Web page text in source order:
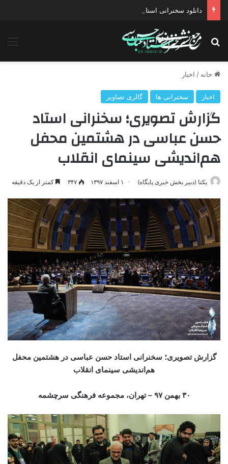
دانلود سخنرانی استاد حسن عباسی با موضوع ادواردو
جستجو برای
خانه / اخبار
اخبار سخنرانی ها گالری تصاویر
گزارش تصویری؛ سخنرانی استاد
حسن عباسی در هشتمین محفل
هم‌اندیشی سینمای انقلاب
یکتا (دبیر بخش خبری پایگاه) ۱ اسفند ۱۳۹۷ ۳۴۷ کمتر از یک دقیقه
گزارش تصویری؛ سخنرانی استاد حسن عباسی در هشتمین محفل
هم‌اندیشی سینمای انقلاب
۳۰ بهمن ۹۷ – تهران، مجموعه فرهنگی سرچشمه